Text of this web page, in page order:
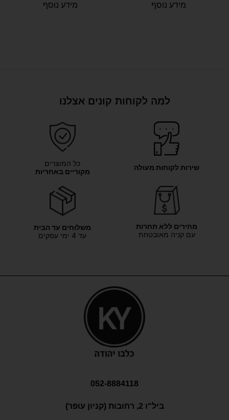
מידע נוסף מידע נוסף
למה לקוחות קונים אצלנו
שירות לקוחות מעולה
כל המוצרים
מקוריים באחריות
מחירים ללא תחרות
עם קניה מאובטחת
משלוחים עד הבית
עד 4 ימי עסקים
052-8884118
ביל"ו 2, רחובות (קניון עופר)